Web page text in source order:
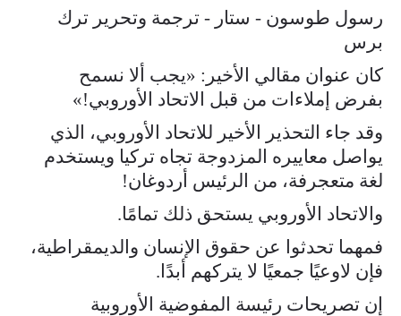
رسول طوسون - ستار - ترجمة وتحرير ترك
برس
كان عنوان مقالي الأخير: «يجب ألا نسمح
بفرض إملاءات من قبل الاتحاد الأوروبي!»
وقد جاء التحذير الأخير للاتحاد الأوروبي، الذي
يواصل معاييره المزدوجة تجاه تركيا ويستخدم
لغة متعجرفة، من الرئيس أردوغان!
والاتحاد الأوروبي يستحق ذلك تمامًا.
فمهما تحدثوا عن حقوق الإنسان والديمقراطية،
فإن لاوعيًا جمعيًا لا يتركهم أبدًا.
إن تصريحات رئيسة المفوضية الأوروبية